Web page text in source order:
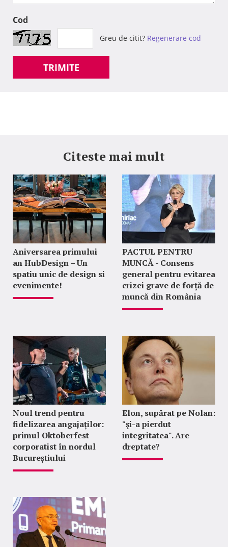
Cod
Greu de citit? Regenerare cod
TRIMITE
Citeste mai mult
Aniversarea primului
an HubDesign – Un
spatiu unic de design si
evenimente!
PACTUL PENTRU
MUNCĂ - Consens
general pentru evitarea
crizei grave de forță de
muncă din România
Noul trend pentru
fidelizarea angajaților:
primul Oktoberfest
corporatist în nordul
Bucureștiului
Elon, supărat pe Nolan:
"şi-a pierdut
integritatea". Are
dreptate?